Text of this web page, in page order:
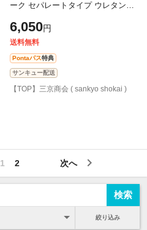
ーク セパレートタイプ ウレタン仕
ーク ディスプレイスタンド おしゃ
6,050円
送料無料
Pontaパス特典
サンキュー配送
【TOP】三京商会 ( sankyo shokai )
次へ
1 2
絞り込み